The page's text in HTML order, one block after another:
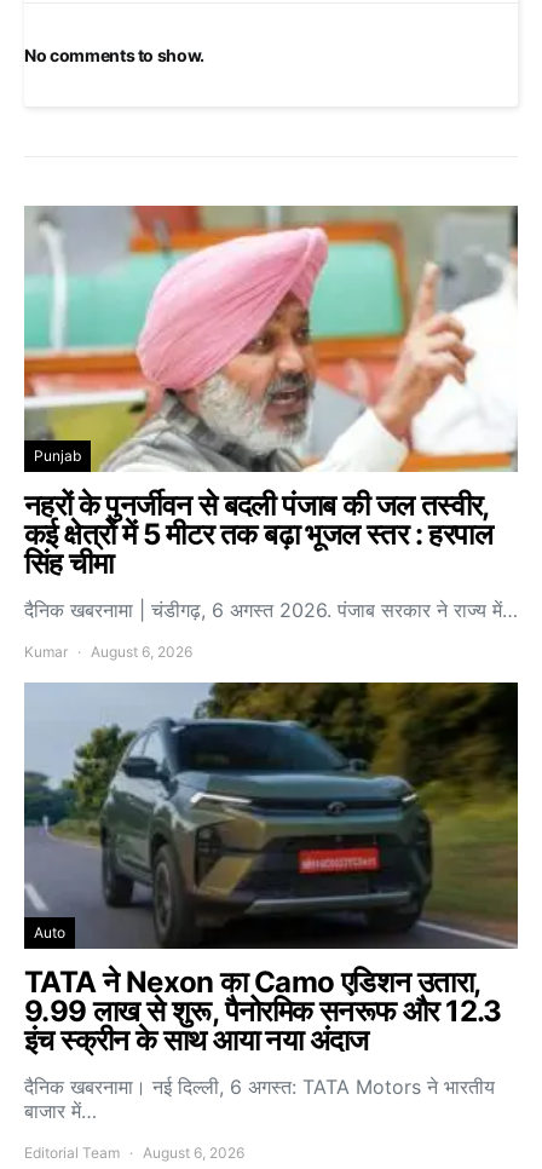
No comments to show.
Punjab
नहरों के पुनर्जीवन से बदली पंजाब की जल तस्वीर,
कई क्षेत्रों में 5 मीटर तक बढ़ा भूजल स्तर : हरपाल
सिंह चीमा
दैनिक खबरनामा | चंडीगढ़, 6 अगस्त 2026. पंजाब सरकार ने राज्य में…
Kumar August 6, 2026
Auto
TATA ने Nexon का Camo एडिशन उतारा,
9.99 लाख से शुरू, पैनोरमिक सनरूफ और 12.3
इंच स्क्रीन के साथ आया नया अंदाज
दैनिक खबरनामा। नई दिल्ली, 6 अगस्त: TATA Motors ने भारतीय
बाजार में…
Editorial Team August 6, 2026